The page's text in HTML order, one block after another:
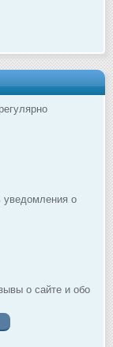
уведомления о
о сайте и обо